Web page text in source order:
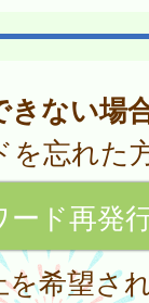
きない場
を忘れた
ード再発
を希望さ